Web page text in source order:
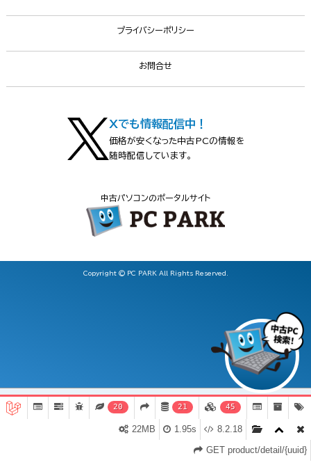
東芝dynabookBJ65/FS 中古ノートパソコン（Core i5-10210U
/ Windows 11 64ビット ）
お気入り登録
プライバシーポリシー
お問合せ
Xでも情報配信中！
価格が安くなった中古PCの情報を
随時配信しています。
中古パソコンのポータルサイト
Copyright © PC PARK All Rights Reserved.
20 21 45
8.2.18
1.95s
22MB
GET product/detail/{uuid}